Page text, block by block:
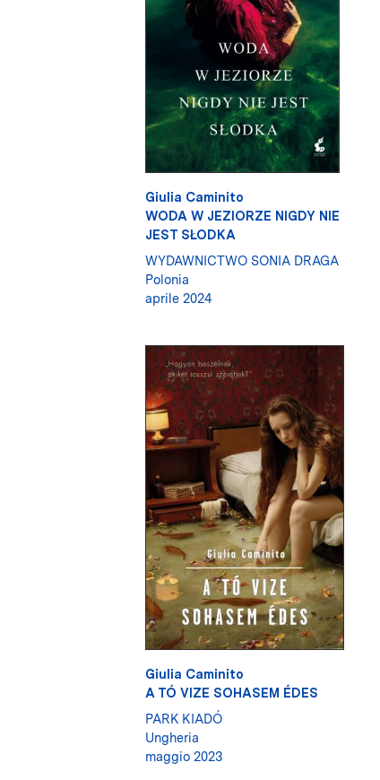
Giulia Caminito
WODA W JEZIORZE NIGDY NIE
JEST SŁODKA
WYDAWNICTWO SONIA DRAGA
Polonia
aprile 2024
Giulia Caminito
A TÓ VIZE SOHASEM ÉDES
PARK KIADÓ
Ungheria
maggio 2023